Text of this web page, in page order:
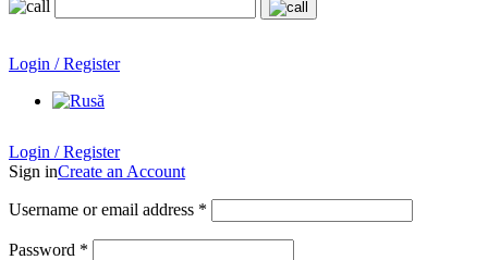
Login / Register
Login / Register
Sign inCreate an Account
Username or email address *
Password *